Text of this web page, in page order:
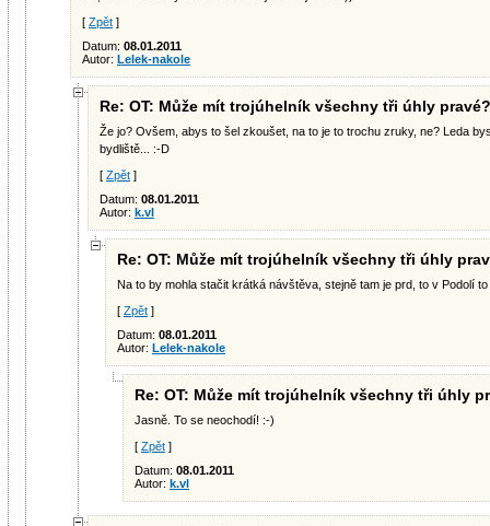
[ Zpět ]
Datum: 08.01.2011
Autor: Lelek-nakole
Re: OT: Může mít trojúhelník všechny tři úhly pravé?
Že jo? Ovšem, abys to šel zkoušet, na to je to trochu zruky, ne? Leda
bydliště... :-D
[ Zpět ]
Datum: 08.01.2011
Autor: k.vl
Re: OT: Může mít trojúhelník všechny tři úhly
Na to by mohla stačit krátká návštěva, stejně tam je prd, to v Podolí
[ Zpět ]
Datum: 08.01.2011
Autor: Lelek-nakole
Re: OT: Může mít trojúhelník všechny tři úhly
Jasně. To se neochodí! :-)
[ Zpět ]
Datum: 08.01.2011
Autor: k.vl